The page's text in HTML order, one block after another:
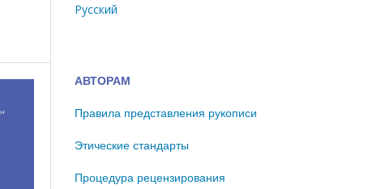
Русский
АВТОРАМ
Правила представления рукописи
Этические стандарты
Процедура рецензирования